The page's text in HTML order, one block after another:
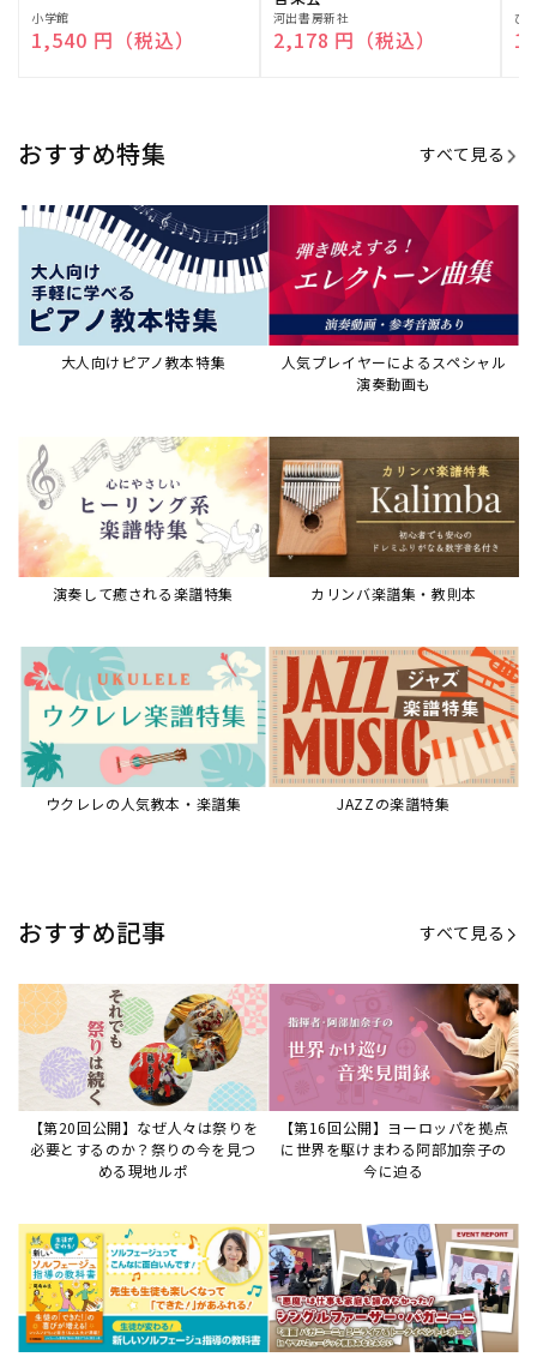
販
売
小学館
通常価格
1,540 円（税込）
販
売
河出書房新社
通常価格
2,178 円（税込）
販
売
ひ
おすすめ特集 すべて見る
大人向けピアノ教本特集
人気プレイヤーによるスペシャル
演奏動画も
演奏して癒される楽譜特集 カリンバ楽譜集・教則本
ウクレレの人気教本・楽譜集 JAZZの楽譜特集
おすすめ記事 すべて見る
【第20回公開】なぜ人々は祭りを
必要とするのか？祭りの今を見つ
める現地ルポ
【第16回公開】ヨーロッパを拠点
に世界を駆けまわる阿部加奈子の
今に迫る